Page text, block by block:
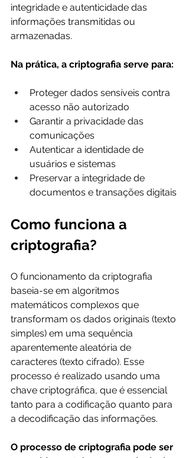
integridade e autenticidade das
informações transmitidas ou
armazenadas.
Na prática, a criptografia serve para:
Proteger dados sensíveis contra
acesso não autorizado
Garantir a privacidade das
comunicações
Autenticar a identidade de
usuários e sistemas
Preservar a integridade de
documentos e transações digitais
Como funciona a
criptografia?
O funcionamento da criptografia
baseia-se em algoritmos
matemáticos complexos que
transformam os dados originais (texto
simples) em uma sequência
aparentemente aleatória de
caracteres (texto cifrado). Esse
processo é realizado usando uma
chave criptográfica, que é essencial
tanto para a codificação quanto para
a decodificação das informações.
O processo de criptografia pode ser